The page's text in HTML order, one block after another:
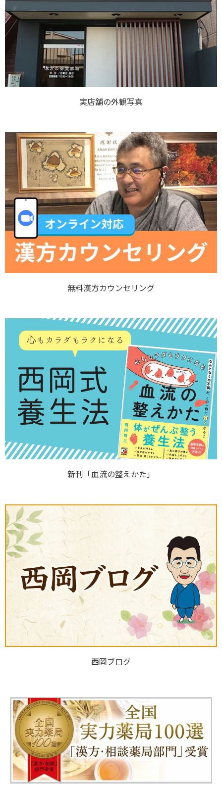
実店舗の外観写真
無料漢方カウンセリング
新刊「血流の整えかた」
西岡ブログ